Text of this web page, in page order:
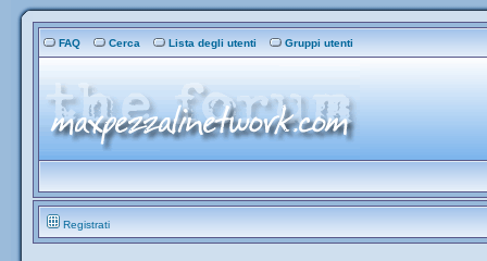
FAQ Cerca Lista degli utenti Gruppi utenti
Registrati